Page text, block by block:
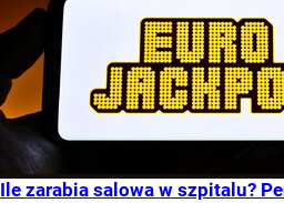
Ile zarabia salowa w szpitalu?